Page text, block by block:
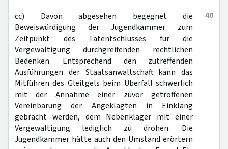
40
cc) Davon abgesehen begegnet die
Beweiswürdigung der Jugendkammer zum
Zeitpunkt des Tatentschlusses für die
Vergewaltigung durchgreifenden rechtlichen
Bedenken. Entsprechend den zutreffenden
Ausführungen der Staatsanwaltschaft kann das
Mitführen des Gleitgels beim Überfall schwerlich
mit der Annahme einer zuvor getroffenen
Vereinbarung der Angeklagten in Einklang
gebracht werden, dem Nebenkläger mit einer
Vergewaltigung lediglich zu drohen. Die
Jugendkammer hätte auch den Umstand erörtern